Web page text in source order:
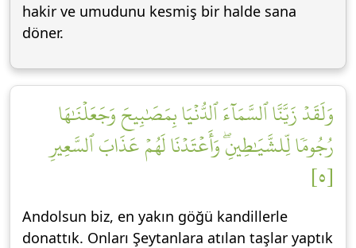
hakir ve umudunu kesmiş bir halde sana
döner.
وَلَقَدۡ زَيَّنَّا ٱلسَّمَآءَ ٱلدُّنۡيَا بِمَصَٰبِيحَ وَجَعَلۡنَٰهَا
رُجُومٗا لِّلشَّيَٰطِينِۖ وَأَعۡتَدۡنَا لَهُمۡ عَذَابَ ٱلسَّعِيرِ
[٥]
Andolsun biz, en yakın göğü kandillerle
donattık. Onları Şeytanlara atılan taşlar yaptık